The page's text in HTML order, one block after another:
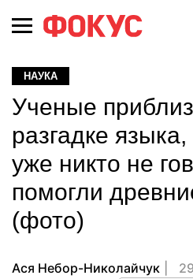
НАУКА
Ученые
разгадке
уже никто не
помогли
(фото)
Ася Небор-Николайчук